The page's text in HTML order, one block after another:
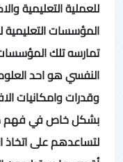
للعملية التعليمية
المؤسسات
تمارسه تلك
النفسي هو احد
وقدرات وامكانيات
بشكل خاص في فهم
لتساعدهم على اتخاذ